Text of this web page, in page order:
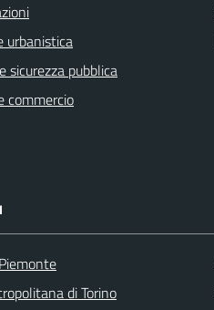
urbanistica
sicurezza pubblica
commercio
di Torino